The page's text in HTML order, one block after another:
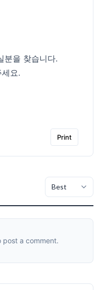
분을 찾습니다.
요.
Print
post a comment.